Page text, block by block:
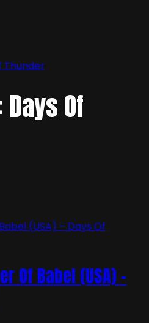
Thunder
Days Of
Of Babel (USA) –